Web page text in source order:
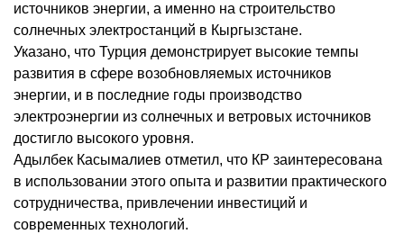
источников энергии, а именно на строительство
солнечных электростанций в Кыргызстане.
Указано, что Турция демонстрирует высокие темпы
развития в сфере возобновляемых источников
энергии, и в последние годы производство
электроэнергии из солнечных и ветровых источников
достигло высокого уровня.
Адылбек Касымалиев отметил, что КР заинтересована
в использовании этого опыта и развитии практического
сотрудничества, привлечении инвестиций и
современных технологий.